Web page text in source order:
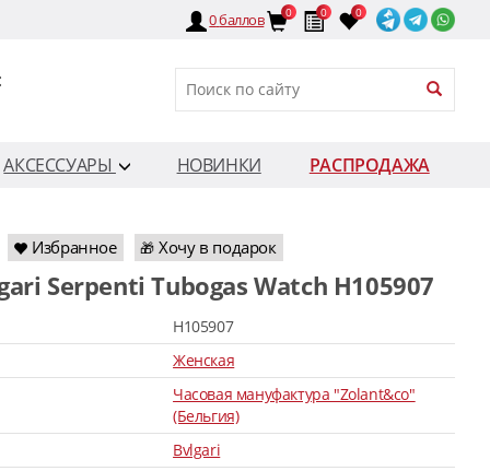
0баллов 0 0 0
АКСЕССУАРЫ НОВИНКИ
РАСПРОДАЖА
Избранное 🎁 Хочу в подарок
Serpenti Tubogas Watch H105907
H105907
Женская
Часовая мануфактура "Zolant&co"
(Бельгия)
Bvlgari